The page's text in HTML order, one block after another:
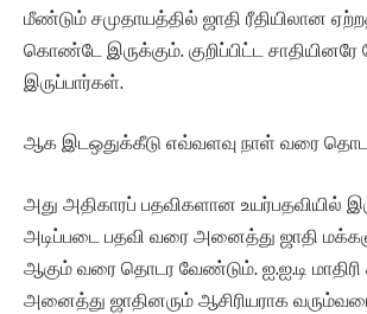
மீண்டும் சமுதாயத்தில் ஜாதி ரீதியிலான
கொண்டே இருக்கும். குறிப்பிட்ட சாதியினரே
இருப்பார்கள்.
ஆக இடஒதுக்கீடு எவ்வளவு நாள் வரை
அது அதிகாரப் பதவிகளான உயர்பதவியில்
அடிப்படை பதவி வரை அனைத்து ஜாதி
ஆகும் வரை தொடர வேண்டும். ஐ.ஐ.டி மாதிரி
அனைத்து ஜாதினரும் ஆசிரியராக